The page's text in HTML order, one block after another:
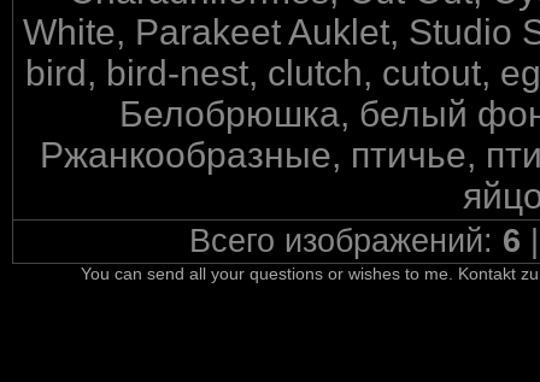
White, Parakeet Auklet, Studio
bird, bird-nest, clutch, cutout,
Белобрюшка, белый
Ржанкообразные, птичье,
Всего изображений: 6
You can send all your questions or wishes to me. Kontakt